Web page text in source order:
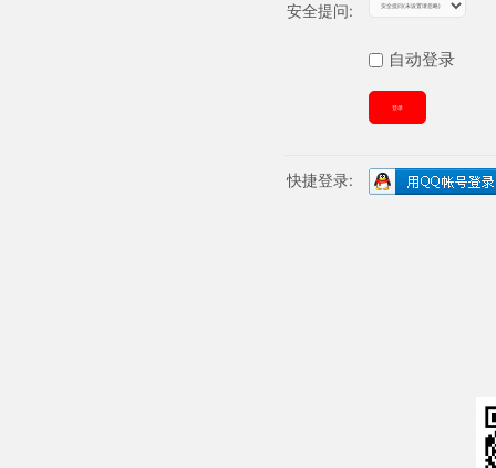
安全提问:
自动登录
登录
快捷登录: